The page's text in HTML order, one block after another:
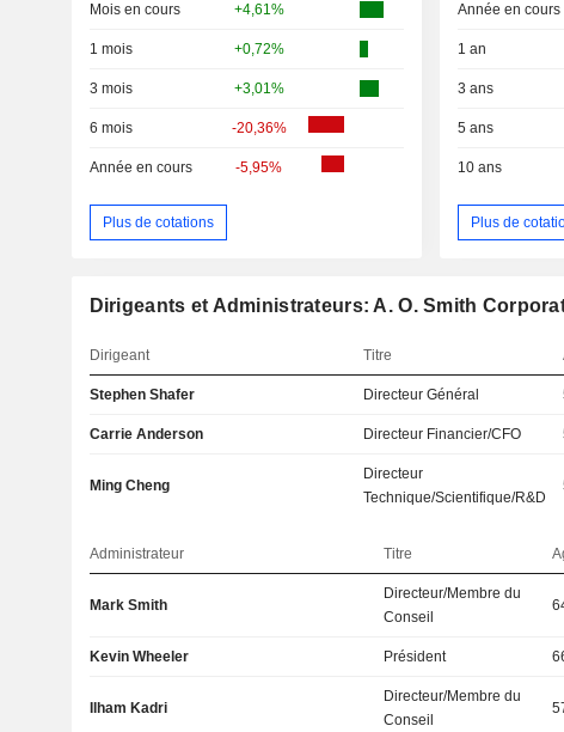
Mois en cours +4,61%
1 mois +0,72%
3 mois +3,01%
6 mois -20,36%
Année en cours -5,95%
Plus de cotations
Année en cours
1 an
3 ans
5 ans
10 ans
Plus de
Dirigeants et Administrateurs: A. O. Smith
Dirigeant Titre
Stephen Shafer Directeur Général
Carrie Anderson Directeur Financier/CFO
Ming Cheng
Directeur
Technique/Scientifique/R&D
Administrateur Titre
Mark Smith
Directeur/Membre du
Conseil
Kevin Wheeler Président
Ilham Kadri
Directeur/Membre du
Conseil